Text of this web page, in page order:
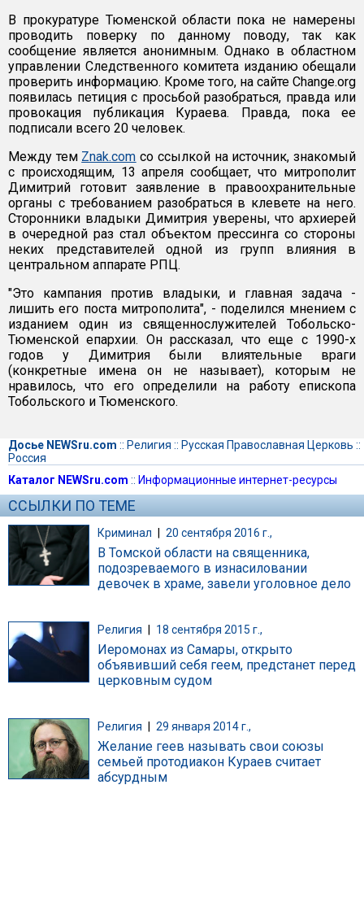
В прокуратуре Тюменской области пока не намерены
проводить поверку по данному поводу, так как
сообщение является анонимным. Однако в областном
управлении Следственного комитета изданию обещали
проверить информацию. Кроме того, на сайте Change.org
появилась петиция с просьбой разобраться, правда или
провокация публикация Кураева. Правда, пока ее
подписали всего 20 человек.
Между тем Znak.com со ссылкой на источник, знакомый
с происходящим, 13 апреля сообщает, что митрополит
Димитрий готовит заявление в правоохранительные
органы с требованием разобраться в клевете на него.
Сторонники владыки Димитрия уверены, что архиерей
в очередной раз стал объектом прессинга со стороны
неких представителей одной из групп влияния в
центральном аппарате РПЦ.
"Это кампания против владыки, и главная задача -
лишить его поста митрополита", - поделился мнением с
изданием один из священнослужителей Тобольско-
Тюменской епархии. Он рассказал, что еще с 1990-х
годов у Димитрия были влиятельные враги
(конкретные имена он не называет), которым не
нравилось, что его определили на работу епископа
Тобольского и Тюменского.
Досье NEWSru.com :: Религия :: Русская Православная Церковь ::
Россия
Каталог NEWSru.com :: Информационные интернет-ресурсы
ССЫЛКИ ПО ТЕМЕ
Криминал | 20 сентября 2016 г.,
В Томской области на священника,
подозреваемого в изнасиловании
девочек в храме, завели уголовное дело
Религия 18 сентября 2015 г.,
Иеромонах из Самары, открыто
объявивший себя геем, предстанет перед
церковным судом
Религия 29 января 2014 г.,
Желание геев называть свои союзы
семьей протодиакон Кураев считает
абсурдным